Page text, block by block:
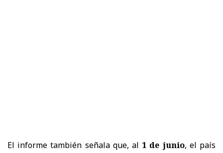
El informe también señala que, al 1 de junio, el país